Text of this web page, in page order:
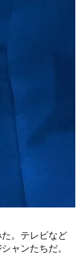
。テレビなど
ャンたちだ。